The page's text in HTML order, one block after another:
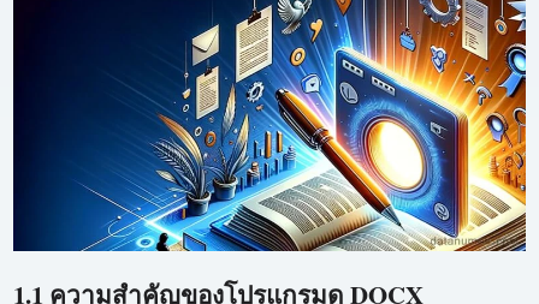
1.1 ความสำคัญของโปรแกรมดู DOCX